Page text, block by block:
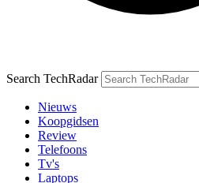
Search TechRadar
Nieuws
Koopgidsen
Review
Telefoons
Tv's
Laptops